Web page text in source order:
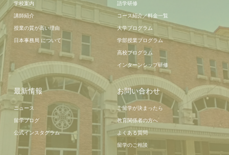
学校案内
講師紹介
授業の質が高い理由
日本事務局 について
語学研修
コース紹介／料金一覧
大学プログラム
学部授業プログラム
高校プログラム
インターンシップ研修
最新情報
ニュース
留学ブログ
公式インスタグラム
お問い合わせ
ご留学が決まったら
教育関係者の方へ
よくある質問
留学のご相談